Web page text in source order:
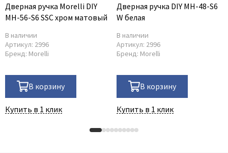
Venezia Unique
Viporte
Zadoor
Дверная ручка Morelli DIY
MH-56-S6 SSC хром матовый
В наличии
Артикул: 2996
Бренд: Morelli
В корзину
Купить в 1 клик
Дверная ручка DIY MH-48-S6
W белая
В наличии
Артикул: 2996
Бренд: Morelli
В корзину
Купить в 1 клик